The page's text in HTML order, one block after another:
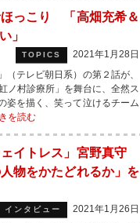
ほっこり 「高畑充希＆
」
TOPICS
2021年1月28日
テレビ朝日系）の第２話が、
村診療所」を舞台に、全然ス
姿を描く、笑って泣けるチーム
を読む
ェイトレス」宮野真守
物をかたどれるか」を
インタビュー
2021年1月26日